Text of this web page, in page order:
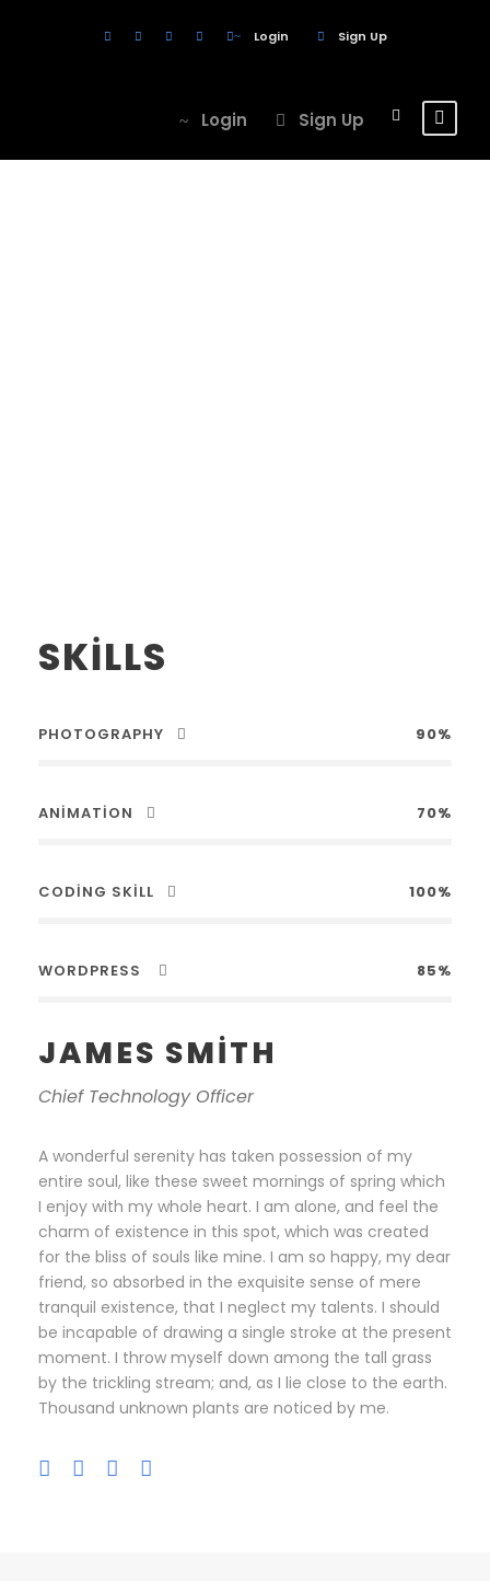
Login Sign Up
Login Sign Up
SKILLS
PHOTOGRAPHY 90%
ANIMATION 70%
CODING SKILL 100%
WORDPRESS 85%
JAMES SMITH
Chief Technology Officer
A wonderful serenity has taken possession of my
entire soul, like these sweet mornings of spring which
I enjoy with my whole heart. I am alone, and feel the
charm of existence in this spot, which was created
for the bliss of souls like mine. I am so happy, my dear
friend, so absorbed in the exquisite sense of mere
tranquil existence, that I neglect my talents. I should
be incapable of drawing a single stroke at the present
moment. I throw myself down among the tall grass
by the trickling stream; and, as I lie close to the earth.
Thousand unknown plants are noticed by me.